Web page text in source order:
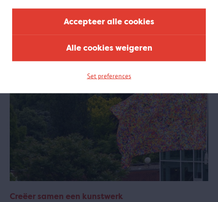
Accepteer alle cookies
Alle cookies weigeren
Set preferences
Creëer samen een kunstwerk